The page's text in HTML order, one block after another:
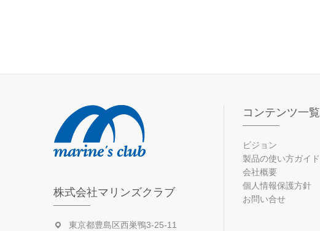
株式会社マリンズクラブ
東京都豊島区西巣鴨3-25-11
コンテンツ一覧
ビジョン
製品の使い方ガイド
会社概要
個人情報保護方針
お問い合せ